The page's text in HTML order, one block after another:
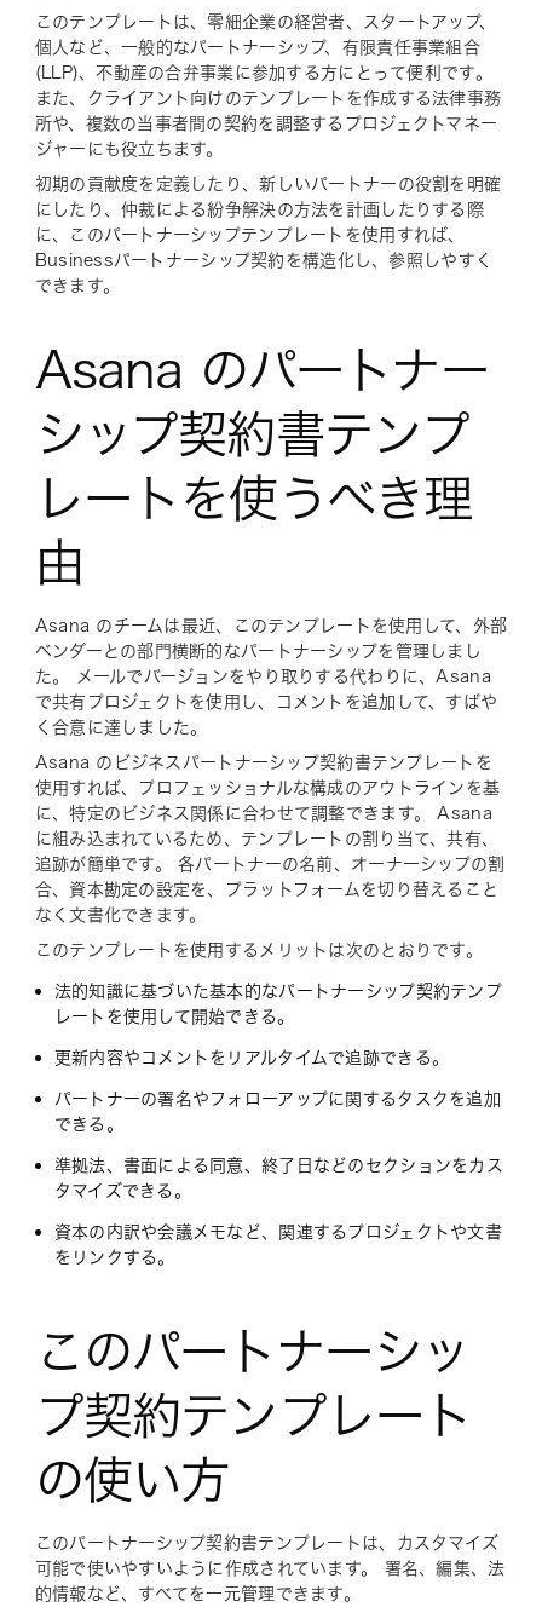
このテンプレートは、零細企業の経営者、スタートアップ、
個人など、一般的なパートナーシップ、有限責任事業組合
(LLP)、不動産の合弁事業に参加する方にとって便利です。
また、クライアント向けのテンプレートを作成する法律事務
所や、複数の当事者間の契約を調整するプロジェクトマネー
ジャーにも役立ちます。
初期の貢献度を定義したり、新しいパートナーの役割を明確
にしたり、仲裁による紛争解決の方法を計画したりする際
に、このパートナーシップテンプレートを使用すれば、
Businessパートナーシップ契約を構造化し、参照しやすく
できます。
Asana のパートナー
シップ契約書テンプ
レートを使うべき理
由
Asana のチームは最近、このテンプレートを使用して、外部
ベンダーとの部門横断的なパートナーシップを管理しまし
た。 メールでバージョンをやり取りする代わりに、Asana
で共有プロジェクトを使用し、コメントを追加して、すばや
く合意に達しました。
Asana のビジネスパートナーシップ契約書テンプレートを
使用すれば、プロフェッショナルな構成のアウトラインを基
に、特定のビジネス関係に合わせて調整できます。 Asana
に組み込まれているため、テンプレートの割り当て、共有、
追跡が簡単です。 各パートナーの名前、オーナーシップの割
合、資本勘定の設定を、プラットフォームを切り替えること
なく文書化できます。
このテンプレートを使用するメリットは次のとおりです。
法的知識に基づいた基本的なパートナーシップ契約テンプ
レートを使用して開始できる。
更新内容やコメントをリアルタイムで追跡できる。
パートナーの署名やフォローアップに関するタスクを追加
できる。
準拠法、書面による同意、終了日などのセクションをカス
タマイズできる。
資本の内訳や会議メモなど、関連するプロジェクトや文書
をリンクする。
このパートナーシッ
プ契約テンプレート
の使い方
このパートナーシップ契約書テンプレートは、カスタマイズ
可能で使いやすいように作成されています。 署名、編集、法
的情報など、すべてを一元管理できます。